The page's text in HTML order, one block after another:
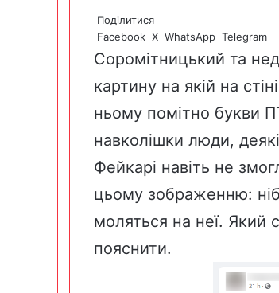
Поділитися
Facebook X WhatsApp Telegram
Соромітницький та
картину на якій на
ньому помітно букви
навколішки люди,
Фейкарі навіть не
цьому зображенню:
моляться на неї. Який
пояснити.